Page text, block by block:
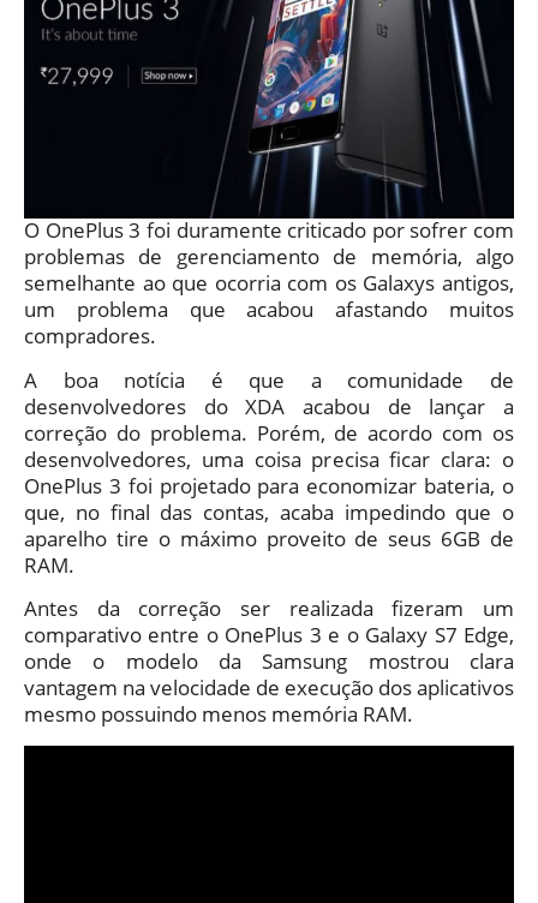
O OnePlus 3 foi duramente criticado por sofrer com
problemas de gerenciamento de memória, algo
semelhante ao que ocorria com os Galaxys antigos,
um problema que acabou afastando muitos
compradores.
A boa notícia é que a comunidade de
desenvolvedores do XDA acabou de lançar a
correção do problema. Porém, de acordo com os
desenvolvedores, uma coisa precisa ficar clara: o
OnePlus 3 foi projetado para economizar bateria, o
que, no final das contas, acaba impedindo que o
aparelho tire o máximo proveito de seus 6GB de
RAM.
Antes da correção ser realizada fizeram um
comparativo entre o OnePlus 3 e o Galaxy S7 Edge,
onde o modelo da Samsung mostrou clara
vantagem na velocidade de execução dos aplicativos
mesmo possuindo menos memória RAM.